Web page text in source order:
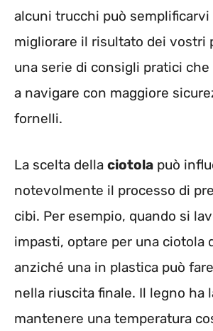
alcuni trucchi può semplificarvi
migliorare il risultato dei vostri
una serie di consigli pratici
a navigare con maggiore
fornelli.
La scelta della ciotola può
notevolmente il processo di
cibi. Per esempio, quando si
impasti, optare per una ciotola
anziché una in plastica può
nella riuscita finale. Il legno ha
mantenere una temperatura